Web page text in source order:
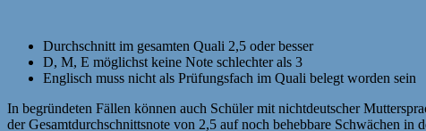
Durchschnitt im gesamten Quali 2,5 oder besser
D, M, E möglichst keine Note schlechter als 3
Englisch muss nicht als Prüfungsfach im Quali belegt worden sein
In begründeten Fällen können auch Schüler mit nichtdeutscher
der Gesamtdurchschnittsnote von 2,5 auf noch behebbare Schwächen in